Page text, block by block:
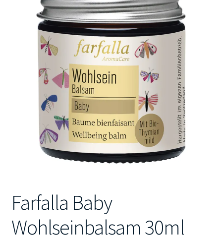
Farfalla Baby
Wohlseinbalsam 30ml